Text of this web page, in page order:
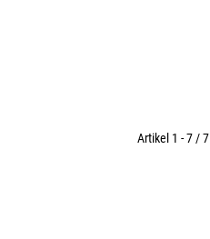
Artikel 1 - 7 / 7